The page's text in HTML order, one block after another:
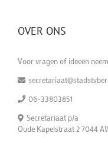
OVER ONS
Voor vragen of ideeën
06-33803851
Secretariaat p/a
Oude Kapelstraat 2 7044